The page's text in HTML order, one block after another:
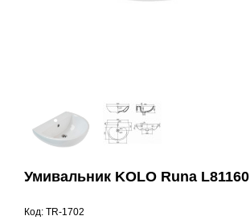
Умивальник KOLO Runa L81160
Код: TR-1702